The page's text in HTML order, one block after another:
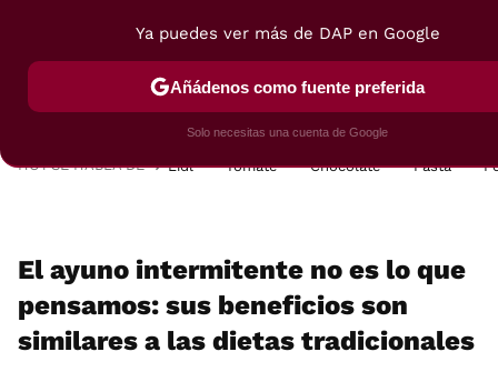
POSTRES VIAJES SELECCIÓN VEGUI
HOY SE HABLA DE Lidl Tomate Chocolate Pasta
El ayuno intermitente no es lo que
pensamos: sus beneficios son
similares a las dietas tradicionales
Ya puedes ver más de DAP en Google
Añádenos como fuente preferida
Solo necesitas una cuenta de Google